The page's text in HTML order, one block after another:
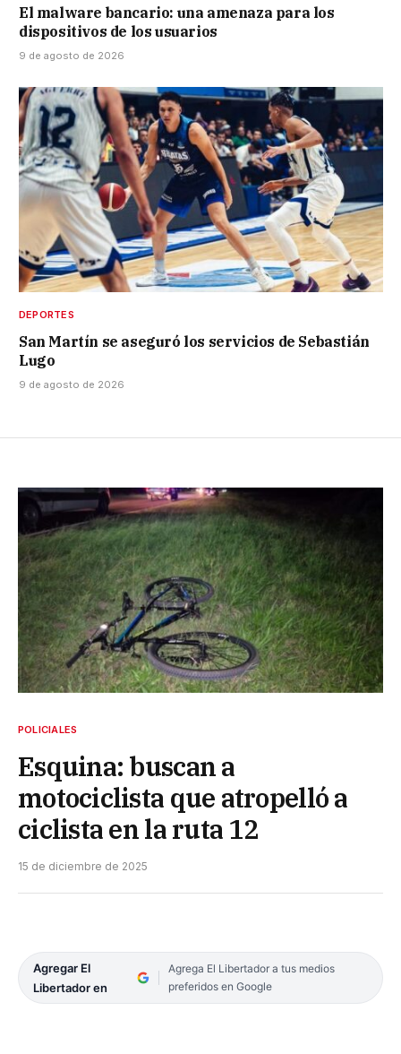
El malware bancario: una amenaza para los
dispositivos de los usuarios
9 de agosto de 2026
DEPORTES
San Martín se aseguró los servicios de Sebastián
Lugo
9 de agosto de 2026
POLICIALES
Esquina: buscan a
motociclista que atropelló a
ciclista en la ruta 12
15 de diciembre de 2025
Agregar El
Libertador en
Agrega El Libertador a tus medios
preferidos en Google